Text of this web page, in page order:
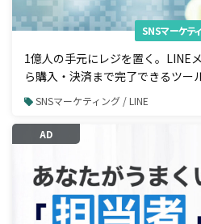
SNSマーケテ
1億人の手元にレジを置く。LINE
ら購入・決済まで完了できるツー
SNSマーケティング / LINE
AD